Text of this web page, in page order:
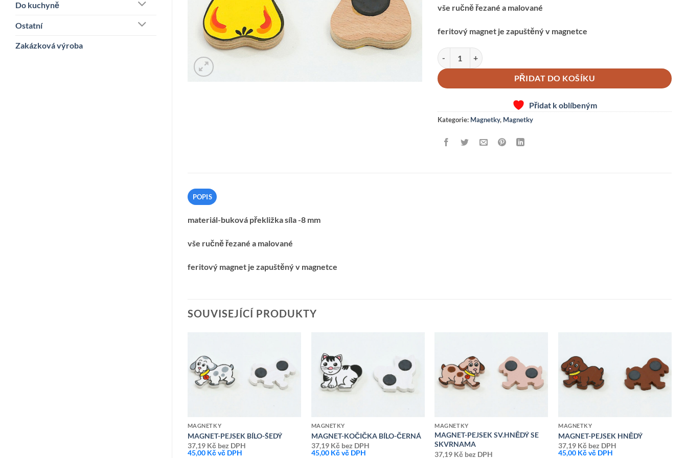
Do kuchyně
Ostatní
Zakázková výroba
vše ručně řezané a malované
feritový magnet je zapuštěný v magnetce
MAGNET-HRUŠTIČKA množství
PŘIDAT DO KOŠÍKU
Přidat k oblíbeným
Kategorie: Magnetky, Magnetky
POPIS
materiál-buková překližka síla -8 mm
vše ručně řezané a malované
feritový magnet je zapuštěný v magnetce
SOUVISEJÍCÍ PRODUKTY
Přidat k
oblíbeným
MAGNETKY
MAGNET-PEJSEK BÍLO-ŠEDÝ
37,19 Kčbez DPH
45,00 Kčvč DPH
Přidat k
oblíbeným
MAGNETKY
MAGNET-KOČIČKA BÍLO-ČERNÁ
37,19 Kčbez DPH
45,00 Kčvč DPH
Přidat k
oblíbeným
MAGNETKY
MAGNET-PEJSEK SV.HNĚDÝ SE
SKVRNAMA
37,19 Kč bez DPH
Přidat k
oblíbeným
MAGNETKY
MAGNET-PEJSEK HNĚDÝ
37,19 Kč bez DPH
45,00 Kčvč DPH